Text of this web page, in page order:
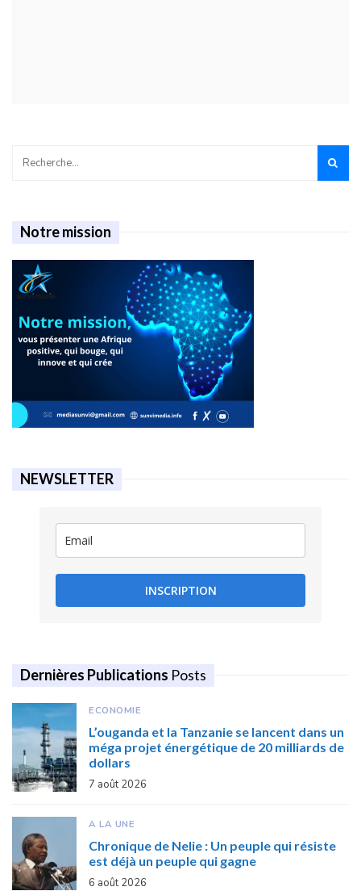
Notre mission
NEWSLETTER
INSCRIPTION
Dernières Publications Posts
ECONOMIE
L’ouganda et la Tanzanie se lancent dans un
méga projet énergétique de 20 milliards de
dollars
7 août 2026
A LA UNE
Chronique de Nelie : Un peuple qui résiste
est déjà un peuple qui gagne
6 août 2026